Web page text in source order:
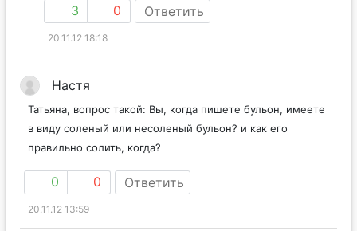
3 0 Ответить
20.11.12 18:18
Настя
Татьяна, вопрос такой: Вы, когда пишете бульон, имеете
в виду соленый или несоленый бульон? и как его
правильно солить, когда?
0 0 Ответить
20.11.12 13:59